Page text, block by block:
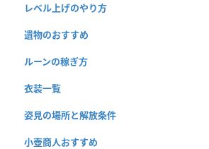
レベル上げのやり方
遺物のおすすめ
ルーンの稼ぎ方
衣装一覧
姿見の場所と解放条件
小壺商人おすすめ